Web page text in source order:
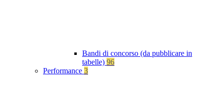
Bandi di concorso (da pubblicare in
tabelle) 96
Performance 3